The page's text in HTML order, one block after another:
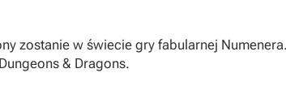
zostanie w świecie gry fabularnej
& Dragons.